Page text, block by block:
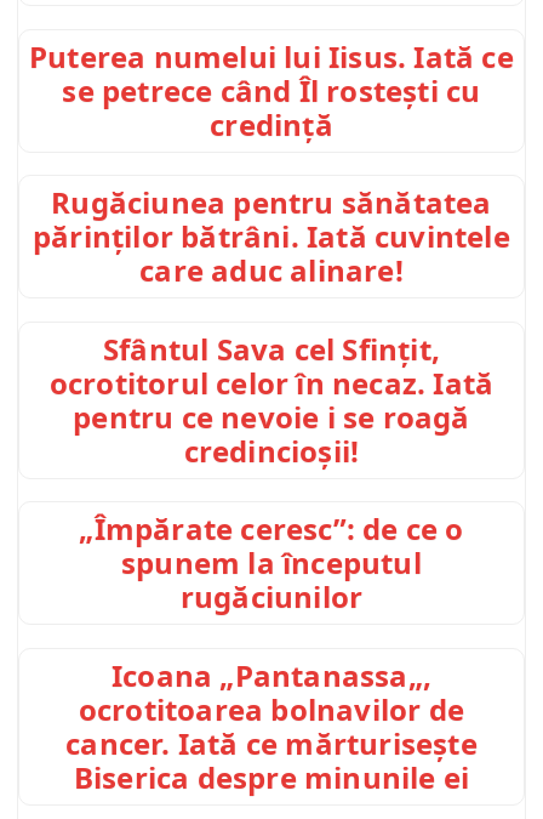
Puterea numelui lui Iisus. Iată ce
se petrece când Îl rostești cu
credință
Rugăciunea pentru sănătatea
părinților bătrâni. Iată cuvintele
care aduc alinare!
Sfântul Sava cel Sfințit,
ocrotitorul celor în necaz. Iată
pentru ce nevoie i se roagă
credincioșii!
„Împărate ceresc”: de ce o
spunem la începutul
rugăciunilor
Icoana „Pantanassa„,
ocrotitoarea bolnavilor de
cancer. Iată ce mărturisește
Biserica despre minunile ei